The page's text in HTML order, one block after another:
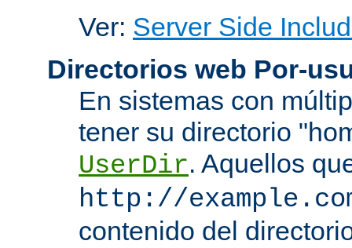
Ver: Server Side
Directorios web Por-
En sistemas con
tener su directorio
UserDir. Aquellos
http://
contenido del